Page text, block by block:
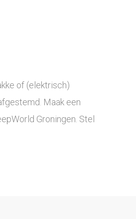
of (elektrisch)
Maak een
Groningen. Stel